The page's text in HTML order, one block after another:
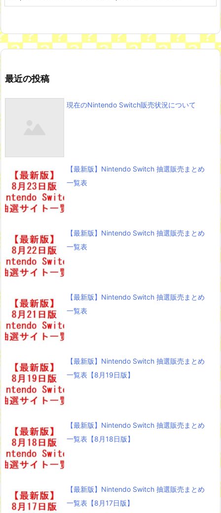
最近の投稿
現在のNintendo Switch販売状況について
【最新版】Nintendo Switch 抽選販売まとめ
一覧表
【最新版】Nintendo Switch 抽選販売まとめ
一覧表
【最新版】Nintendo Switch 抽選販売まとめ
一覧表
【最新版】Nintendo Switch 抽選販売まとめ
一覧表【8月19日版】
【最新版】Nintendo Switch 抽選販売まとめ
一覧表【8月18日版】
【最新版】Nintendo Switch 抽選販売まとめ
一覧表【8月17日版】